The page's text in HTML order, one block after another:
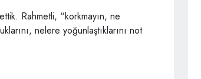
Rahmetli, “korkmayın, ne
nelere yoğunlaştıklarını not